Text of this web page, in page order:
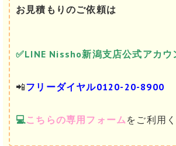
お見積もりのご依頼は
✅LINE Nissho新潟支店公式アカウ
📲フリーダイヤル0120-20-8900
💻こちらの専用フォームをご利用